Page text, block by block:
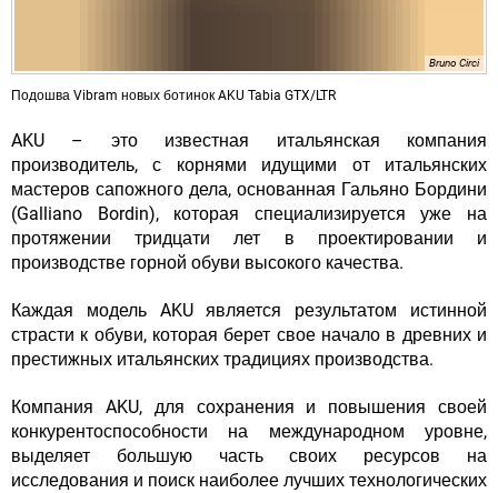
Bruno Circi
Подошва Vibram новых ботинок AKU Tabia GTX/LTR
AKU – это известная итальянская компания
производитель, с корнями идущими от итальянских
мастеров сапожного дела, основанная Гальяно Бордини
(Galliano Bordin), которая специализируется уже на
протяжении тридцати лет в проектировании и
производстве горной обуви высокого качества.
Каждая модель AKU является результатом истинной
страсти к обуви, которая берет свое начало в древних и
престижных итальянских традициях производства.
Компания AKU, для сохранения и повышения своей
конкурентоспособности на международном уровне,
выделяет большую часть своих ресурсов на
исследования и поиск наиболее лучших технологических